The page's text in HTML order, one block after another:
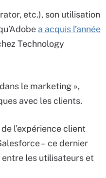
etc.), son utilisation
a acquis l’année
Technology
le marketing »,
avec les clients.
l’expérience client
– ce dernier
les utilisateurs et